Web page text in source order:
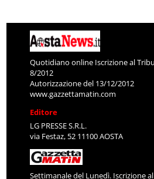
Quotidiano online Iscrizione al
8/2012
Autorizzazione del 13/12/2012
www.gazzettamatin.com
Editore
LG PRESSE S.R.L.
via Festaz, 52 11100 AOSTA
Settimanale del Lunedì. Iscrizione